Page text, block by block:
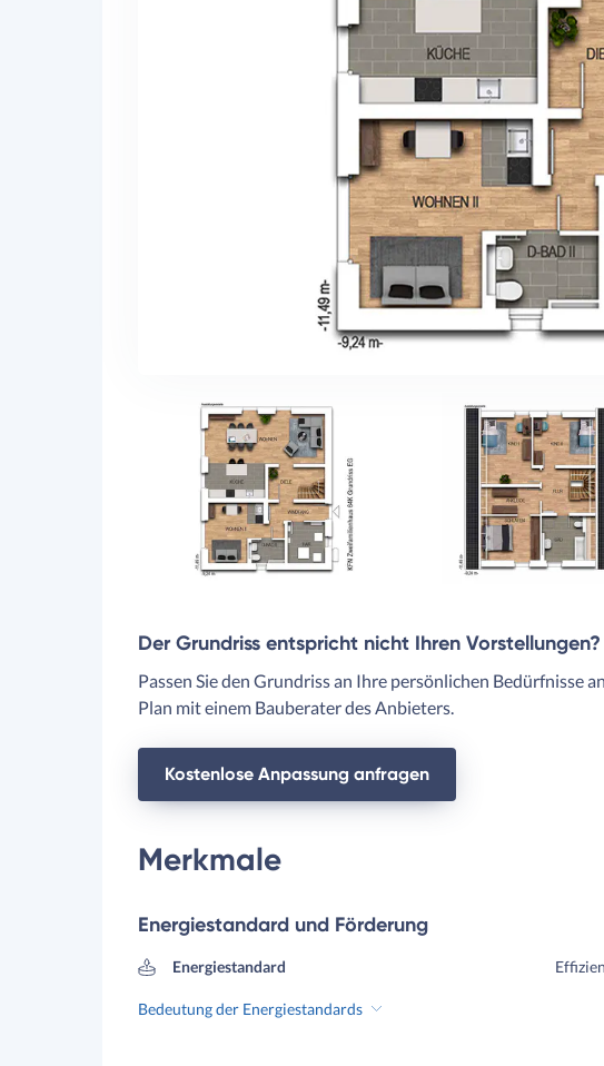
Der Grundriss entspricht nicht Ihren Vorstellungen?
Passen Sie den Grundriss an Ihre persönlichen Bedürfnisse
Plan mit einem Bauberater des Anbieters.
Kostenlose Anpassung anfragen
Merkmale
Energiestandard und Förderung
Energiestandard
Bedeutung der Energiestandards